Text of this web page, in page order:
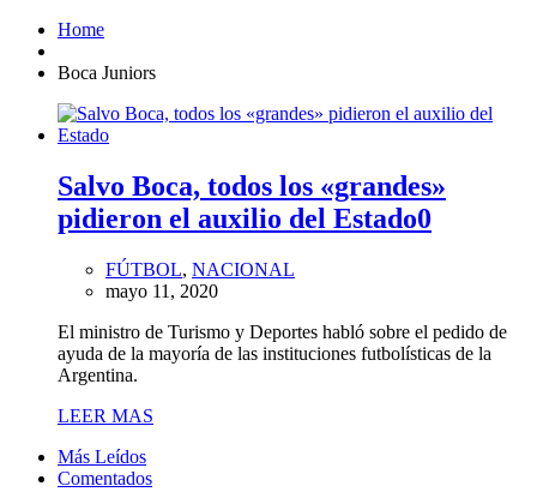
Home
Boca Juniors
Salvo Boca, todos los «grandes»
pidieron el auxilio del Estado0
FÚTBOL, NACIONAL
mayo 11, 2020
El ministro de Turismo y Deportes habló sobre el pedido de
ayuda de la mayoría de las instituciones futbolísticas de la
Argentina.
LEER MAS
Más Leídos
Comentados